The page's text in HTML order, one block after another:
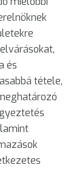
és
tétele,